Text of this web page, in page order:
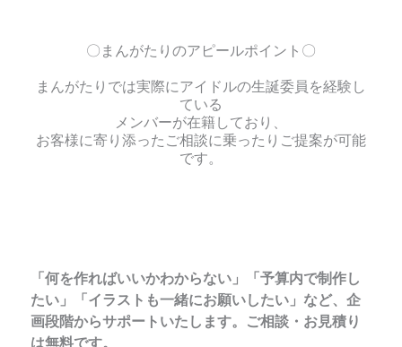
〇まんがたりのアピールポイント〇
まんがたりでは実際にアイドルの生誕委員を経験し
ている
メンバーが在籍しており、
お客様に寄り添ったご相談に乗ったりご提案が可能
です。
「何を作ればいいかわからない」「予算内で制作し
たい」「イラストも一緒にお願いしたい」など、企
画段階からサポートいたします。ご相談・お見積り
は無料です。